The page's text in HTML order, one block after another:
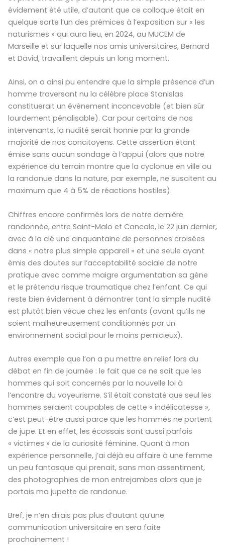
évidement été utile, d’autant que ce colloque était en
quelque sorte l’un des prémices à l’exposition sur « les
naturismes » qui aura lieu, en 2024, au MUCEM de
Marseille et sur laquelle nos amis universitaires, Bernard
et David, travaillent depuis un long moment.
Ainsi, on a ainsi pu entendre que la simple présence d’un
homme traversant nu la célèbre place Stanislas
constituerait un évènement inconcevable (et bien sûr
lourdement pénalisable). Car pour certains de nos
intervenants, la nudité serait honnie par la grande
majorité de nos concitoyens. Cette assertion étant
émise sans aucun sondage à l’appui (alors que notre
expérience du terrain montre que la cyclonue en ville ou
la randonue dans la nature, par exemple, ne suscitent au
maximum que 4 à 5% de réactions hostiles).
Chiffres encore confirmés lors de notre dernière
randonnée, entre Saint-Malo et Cancale, le 22 juin dernier,
avec à la clé une cinquantaine de personnes croisées
dans « notre plus simple appareil » et une seule ayant
émis des doutes sur l’acceptabilité sociale de notre
pratique avec comme maigre argumentation sa gène
et le prétendu risque traumatique chez l’enfant. Ce qui
reste bien évidement à démontrer tant la simple nudité
est plutôt bien vécue chez les enfants (avant qu’ils ne
soient malheureusement conditionnés par un
environnement social pour le moins pernicieux).
Autres exemple que l’on a pu mettre en relief lors du
débat en fin de journée : le fait que ce ne soit que les
hommes qui soit concernés par la nouvelle loi à
l’encontre du voyeurisme. S’il était constaté que seul les
hommes seraient coupables de cette « indélicatesse »,
c’est peut-être aussi parce que les hommes ne portent
de jupe. Et en effet, les écossais sont aussi parfois
« victimes » de la curiosité féminine. Quant à mon
expérience personnelle, j’ai déjà eu affaire à une femme
un peu fantasque qui prenait, sans mon assentiment,
des photographies de mon entrejambes alors que je
portais ma jupette de randonue.
Bref, je n’en dirais pas plus d’autant qu’une
communication universitaire en sera faite
prochainement !